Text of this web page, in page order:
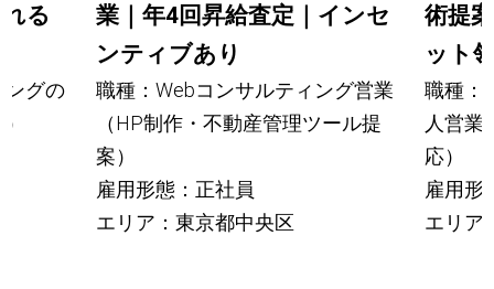
る
ングの
業｜年4回昇給査定｜インセ
ンティブあり
職種：Webコンサルティング営業
（HP制作・不動産管理ツール提
案）
雇用形態：正社員
エリア：東京都中央区
術提
ット
職種：
人営業
応）
雇用形
エリア